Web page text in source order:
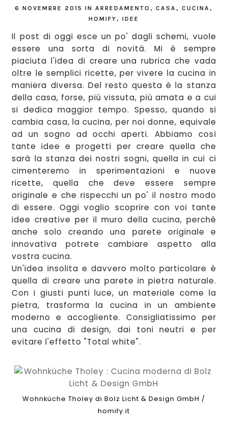
6 NOVEMBRE 2015INARREDAMENTO ,CASA ,CUCINA ,
HOMIFY ,IDEE
Il post di oggi esce un po'dagli schemi, vuole
essere una sorta di novità. Mi è sempre
piaciuta l'idea di creare una rubrica che vada
oltre le semplici ricette, per vivere la cucina in
maniera diversa. Del resto questa è la stanza
della casa, forse, più vissuta, più amata ea cui
si dedica maggior tempo. Spesso, quando si
cambia casa, la cucina, per noi donne, equivale
ad un sogno ad occhi aperti. Abbiamo così
tante idee e progetti per creare quella che
sarà la stanza deinostri sogni, quellain cui ci
cimenteremoin sperimentazioni e nuove
ricette, quella che deve essere sempre
originale e che rispecchi un po' il nostro modo
di essere.Oggi voglio scoprire con voi tante
idee creative per il muro della cucina, perchè
anche solo creando una parete originale e
innovativa potrete cambiare aspetto alla
vostracucina.
Un'idea insolita e davvero molto particolare è
quella di creare una parete in pietra naturale.
Con i giusti punti luce, un materiale come la
pietra, trasformala cucina in un ambiente
moderno e accogliente. Consigliatissimo per
una cucina didesign, dai tonineutri e per
evitare l'effetto "Total white".
Wohnküche Tholey di Bolz Licht & Design GmbH /
homify.it